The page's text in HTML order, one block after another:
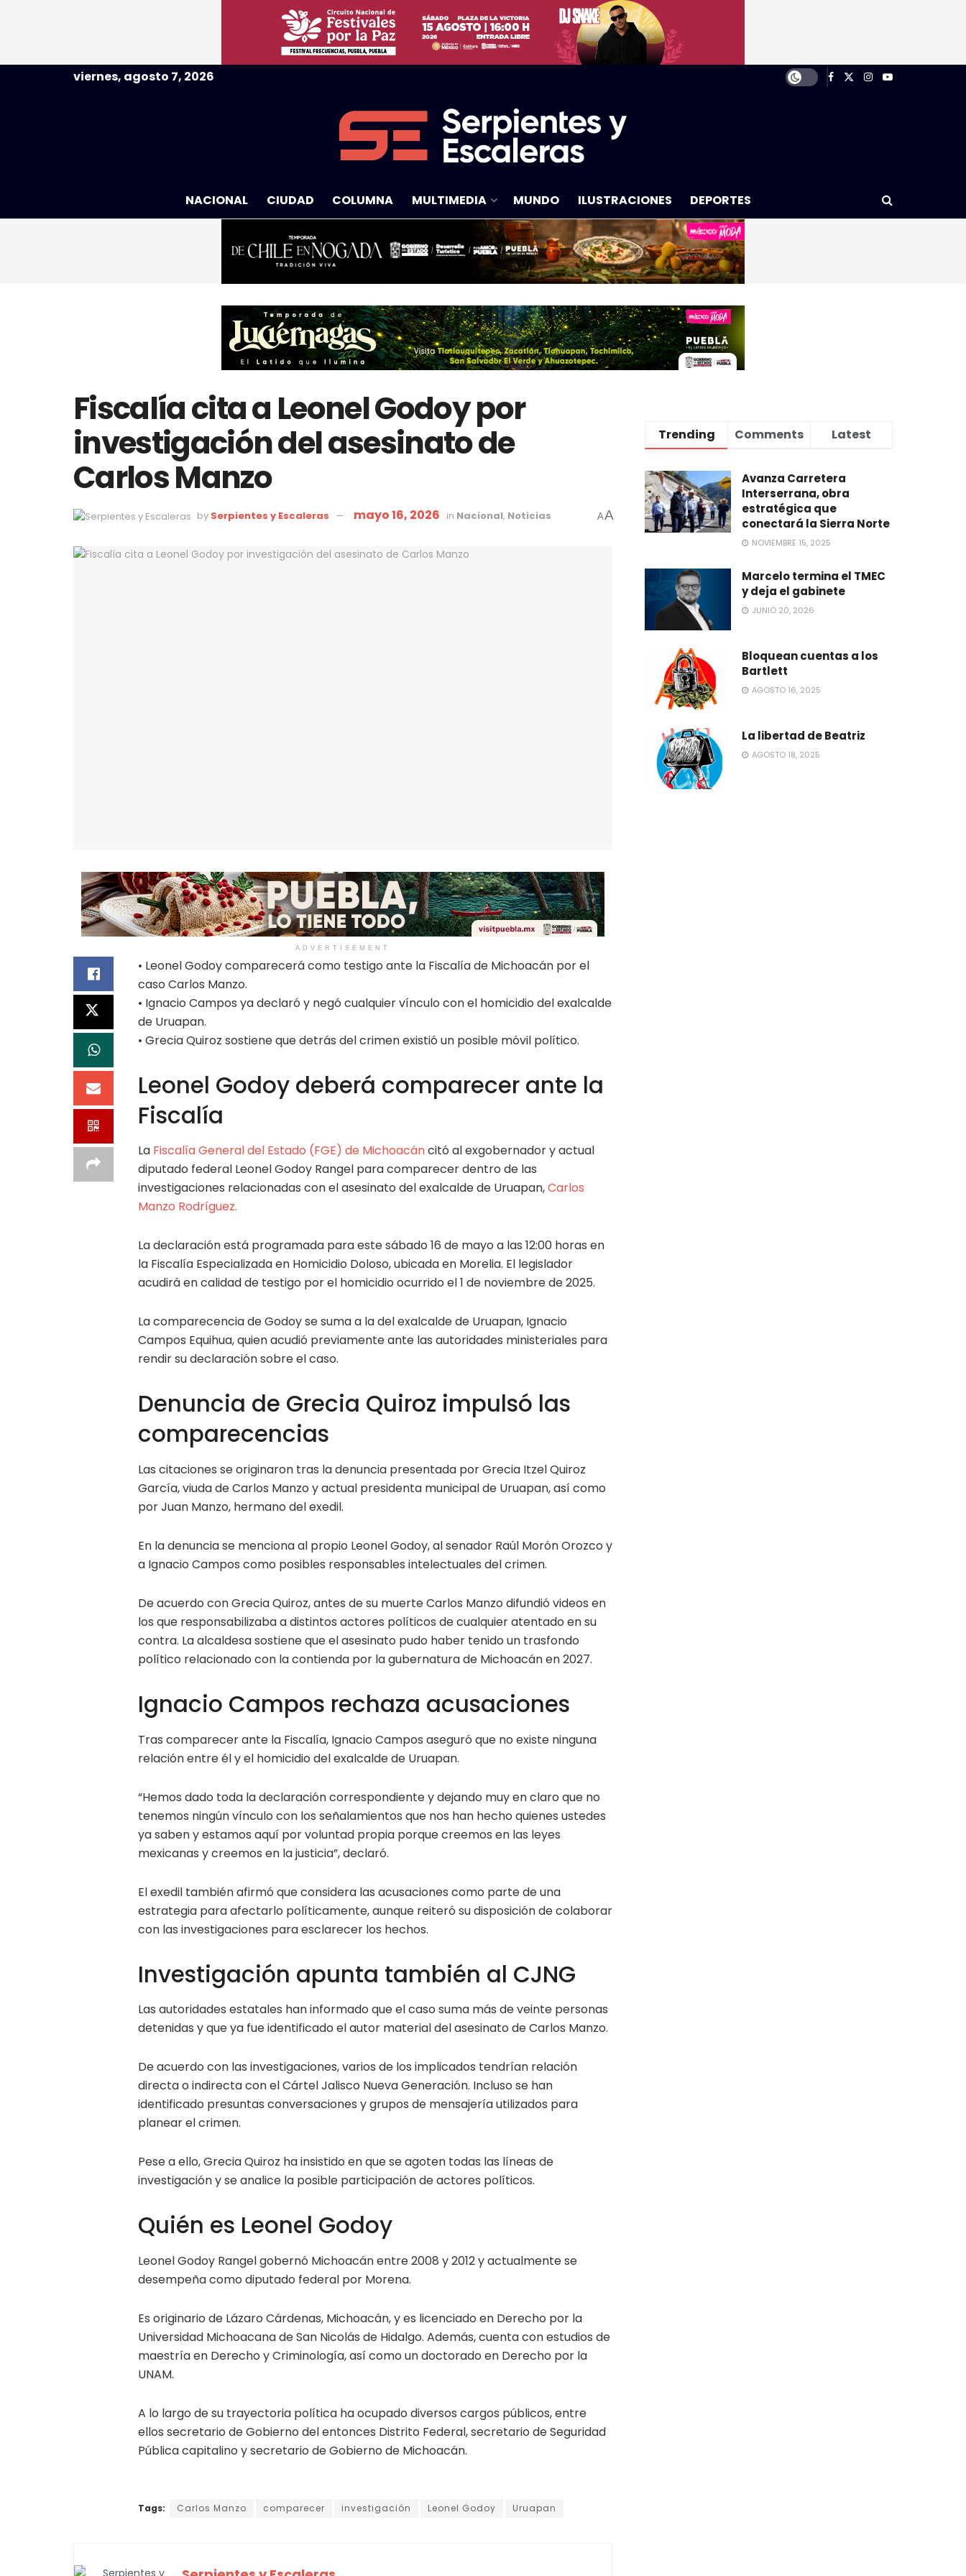
viernes, agosto 7, 2026
NACIONAL CIUDAD COLUMNA MULTIMEDIA MUNDO ILUSTRACIONES DEPORTES
Fiscalía cita a Leonel Godoy por
investigación del asesinato de
Carlos Manzo
by Serpientes y Escaleras mayo 16, 2026 in Nacional, Noticias AA
ADVERTISEMENT
• Leonel Godoy comparecerá como testigo ante la Fiscalía de Michoacán por el
caso Carlos Manzo.
• Ignacio Campos ya declaró y negó cualquier vínculo con el homicidio del exalcalde
de Uruapan.
• Grecia Quiroz sostiene que detrás del crimen existió un posible móvil político.
Leonel Godoy deberá comparecer ante la
Fiscalía
La Fiscalía General del Estado (FGE) de Michoacáncitó al exgobernador y actual
diputado federal Leonel Godoy Rangel para comparecer dentro de las
investigaciones relacionadas con el asesinato del exalcalde de Uruapan,Carlos
Manzo Rodríguez.
La declaración está programada para este sábado 16 de mayo a las 12:00 horas en
la Fiscalía Especializada en Homicidio Doloso, ubicada en Morelia. El legislador
acudirá en calidad de testigo por el homicidio ocurrido el 1 de noviembre de 2025.
La comparecencia de Godoy se suma a la del exalcalde de Uruapan, Ignacio
Campos Equihua, quien acudió previamente ante las autoridades ministeriales para
rendir su declaración sobre el caso.
Denuncia de Grecia Quiroz impulsó las
comparecencias
Las citaciones se originaron tras la denuncia presentada por Grecia Itzel Quiroz
García, viuda de Carlos Manzo y actual presidenta municipal de Uruapan, así como
por Juan Manzo, hermano del exedil.
En la denuncia se menciona al propio Leonel Godoy, al senador Raúl Morón Orozco y
a Ignacio Campos como posibles responsables intelectuales del crimen.
De acuerdo con Grecia Quiroz, antes de su muerte Carlos Manzo difundió videos en
los que responsabilizaba a distintos actores políticos de cualquier atentado en su
contra. La alcaldesa sostiene que el asesinato pudo haber tenido un trasfondo
político relacionado con la contienda por la gubernatura de Michoacán en 2027.
Ignacio Campos rechaza acusaciones
Tras comparecer ante la Fiscalía, Ignacio Campos aseguró que no existe ninguna
relación entre él y el homicidio del exalcalde de Uruapan.
“Hemos dado toda la declaración correspondiente y dejando muy en claro que no
tenemos ningún vínculo con los señalamientos que nos han hecho quienes ustedes
ya saben y estamos aquí por voluntad propia porque creemos en las leyes
mexicanas y creemos en la justicia”, declaró.
El exedil también afirmó que considera las acusaciones como parte de una
estrategia para afectarlo políticamente, aunque reiteró su disposición de colaborar
con las investigaciones para esclarecer los hechos.
Investigación apunta también al CJNG
Las autoridades estatales han informado que el caso suma más de veinte personas
detenidas y que ya fue identificado el autor material del asesinato de Carlos Manzo.
De acuerdo con las investigaciones, varios de los implicados tendrían relación
directa o indirecta con el Cártel Jalisco Nueva Generación. Incluso se han
identificado presuntas conversaciones y grupos de mensajería utilizados para
planear el crimen.
Pese a ello, Grecia Quiroz ha insistido en que se agoten todas las líneas de
investigación y se analice la posible participación de actores políticos.
Quién es Leonel Godoy
Leonel Godoy Rangel gobernó Michoacán entre 2008 y 2012 y actualmente se
desempeña como diputado federal por Morena.
Es originario de Lázaro Cárdenas, Michoacán, y es licenciado en Derecho por la
Universidad Michoacana de San Nicolás de Hidalgo. Además, cuenta con estudios de
maestría en Derecho y Criminología, así como un doctorado en Derecho por la
UNAM.
A lo largo de su trayectoria política ha ocupado diversos cargos públicos, entre
ellos secretario de Gobierno del entonces Distrito Federal, secretario de Seguridad
Pública capitalino y secretario de Gobierno de Michoacán.
Tags: Carlos Manzo comparecer investigación Leonel Godoy Uruapan
Trending Comments Latest
Avanza Carretera
Interserrana, obra
estratégica que
conectará la Sierra Norte
NOVIEMBRE 15, 2025
Marcelo termina el TMEC
y deja el gabinete
JUNIO 20, 2026
Bloquean cuentas a los
Bartlett
AGOSTO 16, 2025
La libertad de Beatriz
AGOSTO 18, 2025